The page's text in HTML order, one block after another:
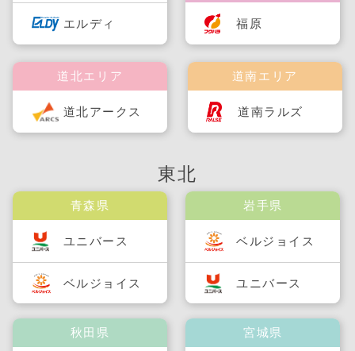
エルディ
道南エリア
道南ラルズ
道北エリア
道北アークス
福原
東北
青森県
ユニバース
ベルジョイス
秋田県
岩手県
ベルジョイス
ユニバース
宮城県